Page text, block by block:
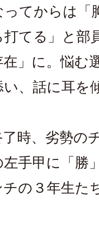
てからは「
てる」と部
」に。悩む
、話に耳を
時、劣勢の
手甲に「勝
の３年生た